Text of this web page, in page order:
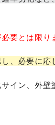
要とは限り
、必要に応
イン、外